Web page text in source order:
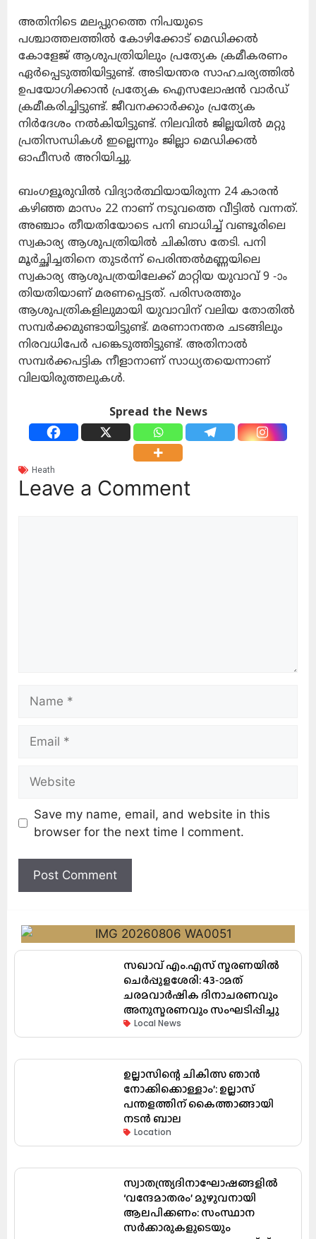
അതിനിടെ മലപ്പുറത്തെ നിപയുടെ
പശ്ചാത്തലത്തിൽ കോഴിക്കോട് മെഡിക്കൽ
കോളേജ് ആശുപത്രിയിലും പ്രത്യേക ക്രമീകരണം
ഏർപ്പെടുത്തിയിട്ടുണ്ട്. അടിയന്തര സാഹചര്യത്തിൽ
ഉപയോഗിക്കാൻ പ്രത്യേക ഐസലോഷൻ വാർഡ്
ക്രമീകരിച്ചിട്ടുണ്ട്. ജീവനക്കാർക്കും പ്രത്യേക
നിർദേശം നൽകിയിട്ടുണ്ട്. നിലവിൽ ജില്ലയിൽ മറ്റു
പ്രതിസന്ധികൾ ഇല്ലെന്നും ജില്ലാ മെഡിക്കൽ
ഓഫീസർ അറിയിച്ചു.
ബംഗളൂരുവില്‍ വിദ്യാര്‍ത്ഥിയായിരുന്ന 24 കാരൻ
കഴിഞ്ഞ മാസം 22 നാണ് നടുവത്തെ വീട്ടില്‍ വന്നത്.
അഞ്ചാം തീയതിയോടെ പനി ബാധിച്ച് വണ്ടൂരിലെ
സ്വകാര്യ ആശുപത്രിയില്‍ ചികിത്സ തേടി. പനി
മൂര്‍ച്ഛിച്ചതിനെ തുടര്‍ന്ന് പെരിന്തൽമണ്ണയിലെ
സ്വകാര്യ ആശുപത്രയിലേക്ക് മാറ്റിയ യുവാവ് 9 -ാം
തിയതിയാണ് മരണപ്പെട്ടത്. പരിസരത്തും
ആശുപത്രികളിലുമായി യുവാവിന് വലിയ തോതില്‍
സമ്പര്‍ക്കമുണ്ടായിട്ടുണ്ട്. മരണാനന്തര ചടങ്ങിലും
നിരവധിപേര്‍ പങ്കെടുത്തിട്ടുണ്ട്. അതിനാല്‍
സമ്പര്‍ക്കപട്ടിക നീളാനാണ് സാധ്യതയെന്നാണ്
വിലയിരുത്തലുകൾ.
Spread the News
Heath
Leave a Comment
Save my name, email, and website in this
browser for the next time I comment.
സഖാവ് എം.എസ് സ്മരണയിൽ
ചെർപ്പുളശേരി: 43-ാമത്
ചരമവാർഷിക ദിനാചരണവും
അനുസ്മരണവും സംഘടിപ്പിച്ചു
Local News
ഉല്ലാസിന്റെ ചികിത്സ ഞാൻ
നോക്കിക്കൊള്ളാം’: ഉല്ലാസ്
പന്തളത്തിന് കൈത്താങ്ങായി
നടൻ ബാല
Location
സ്വാതന്ത്ര്യദിനാഘോഷങ്ങളിൽ
‘വന്ദേമാതരം’ മുഴുവനായി
ആലപിക്കണം: സംസ്ഥാന
സർക്കാരുകളുടെയും